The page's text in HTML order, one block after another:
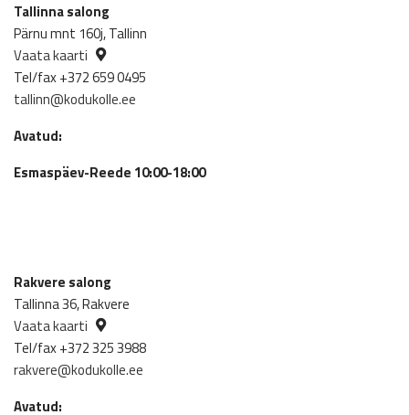
Tallinna salong
Pärnu mnt 160j, Tallinn
Vaata kaarti
Tel/fax +372 659 0495
tallinn@kodukolle.ee
Avatud:
Esmaspäev-Reede 10:00-18:00
Rakvere salong
Tallinna 36, Rakvere
Vaata kaarti
Tel/fax +372 325 3988
rakvere@kodukolle.ee
Avatud: